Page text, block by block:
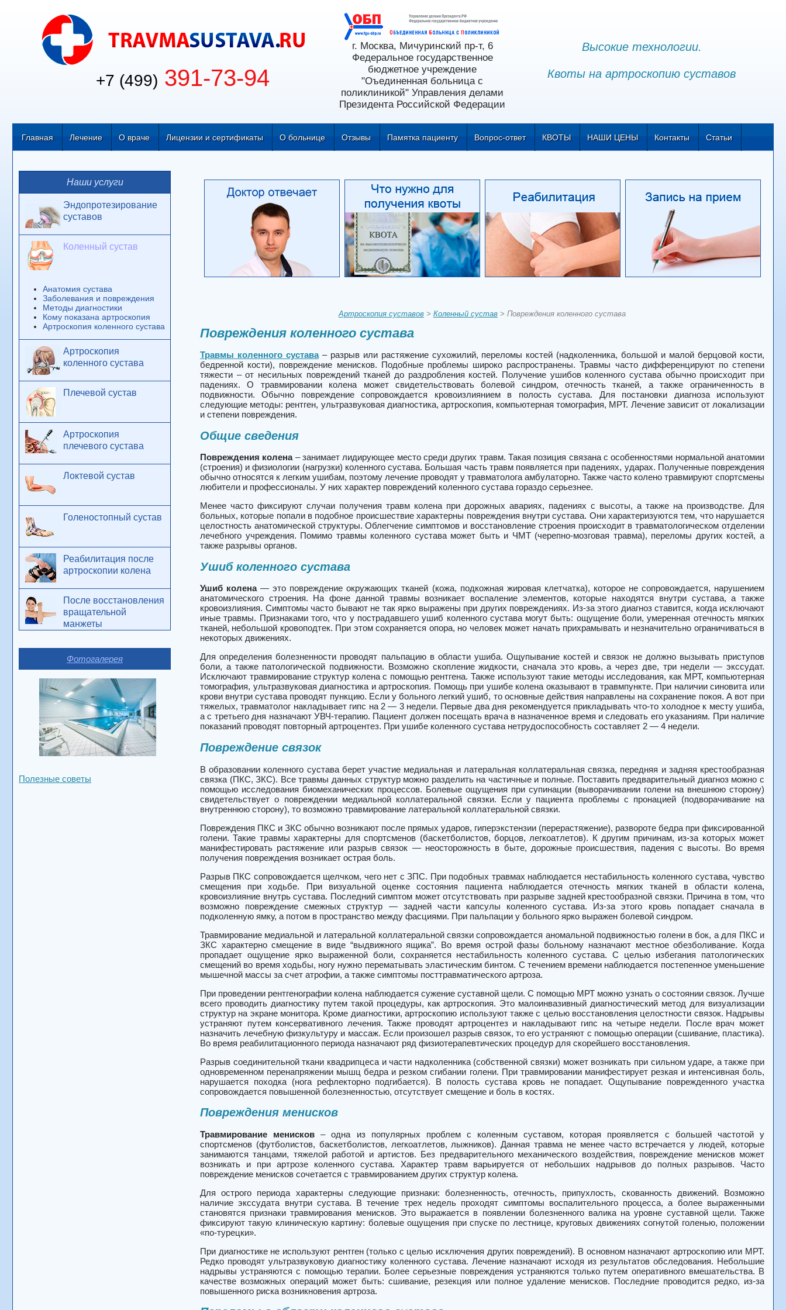
+7 (499) 391-73-94
Высокие технологии.
Квоты на артроскопию суставов
г. Москва, Мичуринский пр-т, 6
Федеральное государственное
бюджетное учреждение
"Оъединенная больница с
поликлиникой" Управления делами
Президента Российской Федерации
Главная Лечение О враче Лицензии и сертификаты О больнице Отзывы Памятка пациенту Вопрос-ответ КВОТЫ НАШИ ЦЕНЫ Контакты Статьи
Артроскопия суставов > Коленный сустав > Повреждения коленного сустава
Повреждения коленного сустава
Травмы коленного сустава– разрыв или растяжение сухожилий, переломы костей (надколенника, большой и малой берцовой кости,
бедренной кости), повреждение менисков. Подобные проблемы широко распространены. Травмы часто дифференцируют по степени
тяжести – от несильных повреждений тканей до раздробления костей. Получение ушибов коленного сустава обычно происходит при
падениях. О травмировании колена может свидетельствовать болевой синдром, отечность тканей, а также ограниченность в
подвижности. Обычно повреждение сопровождается кровоизлиянием в полость сустава. Для постановки диагноза используют
следующие методы: рентген, ультразвуковая диагностика, артроскопия, компьютерная томография, МРТ. Лечение зависит от локализации
и степени повреждения.
Общие сведения
Повреждения колена– занимает лидирующее место среди других травм. Такая позиция связана с особенностями нормальной анатомии
(строения) и физиологии (нагрузки) коленного сустава. Большая часть травм появляется при падениях, ударах. Полученные повреждения
обычно относятся к легким ушибам, поэтому лечение проводят у травматолога амбулаторно. Также часто колено травмируют спортсмены
любители и профессионалы. У них характер повреждений коленного сустава гораздо серьезнее.
Менее часто фиксируют случаи получения травм колена при дорожных авариях, падениях с высоты, а также на производстве. Для
больных, которые попали в подобное происшествие характерны повреждения внутри сустава. Они характеризуются тем, что нарушается
целостность анатомической структуры. Облегчение симптомов и восстановление строения происходит в травматологическом отделении
лечебного учреждения. Помимо травмы коленного сустава может быть и ЧМТ (черепно-мозговая травма), переломы других костей, а
также разрывы органов.
Ушиб коленного сустава
Ушиб колена— это повреждение окружающих тканей (кожа, подкожная жировая клетчатка), которое не сопровождается, нарушением
анатомического строения. На фоне данной травмы возникает воспаление элементов, которые находятся внутри сустава, а также
кровоизлияния. Симптомы часто бывают не так ярко выражены при других повреждениях. Из-за этого диагноз ставится, когда исключают
иные травмы. Признаками того, что у пострадавшего ушиб коленного сустава могут быть: ощущение боли, умеренная отечность мягких
тканей, небольшой кровоподтек. При этом сохраняется опора, но человек может начать прихрамывать и незначительно ограничиваться в
некоторых движениях.
Для определения болезненности проводят пальпацию в области ушиба. Ощупывание костей и связок не должно вызывать приступов
боли, а также патологической подвижности. Возможно скопление жидкости, сначала это кровь, а через две, три недели — экссудат.
Исключают травмирование структур колена с помощью рентгена. Также используют такие методы исследования, как МРТ, компьютерная
томография, ультразвуковая диагностика и артроскопия. Помощь при ушибе колена оказывают в травмпункте. При наличии синовита или
крови внутри сустава проводят пункцию. Если у больного легкий ушиб, то основные действия направлены на сохранение покоя. А вот при
тяжелых, травматолог накладывает гипс на 2 — 3 недели. Первые два дня рекомендуется прикладывать что-то холодное к месту ушиба,
а с третьего дня назначают УВЧ-терапию. Пациент должен посещать врача в назначенное время и следовать его указаниям. При наличие
показаний проводят повторный артроцентез. При ушибе коленного сустава нетрудоспособность составляет 2 — 4 недели.
Повреждение связок
В образовании коленного сустава берет участие медиальная и латеральная коллатеральная связка, передняя и задняя крестообразная
связка (ПКС, ЗКС). Все травмы данных структур можно разделить на частичные и полные. Поставить предварительный диагноз можно с
помощью исследования биомеханических процессов. Болевые ощущения при супинации (выворачивании голени на внешнюю сторону)
свидетельствует о повреждении медиальной коллатеральной связки. Если у пациента проблемы с пронацией (подворачивание на
внутреннюю сторону), то возможно травмирование латеральной коллатеральной связки.
Повреждения ПКС и ЗКС обычно возникают после прямых ударов, гиперэкстензии (перерастяжение), развороте бедра при фиксированной
голени. Такие травмы характерны для спортсменов (баскетболистов, борцов, легкоатлетов). К другим причинам, из-за которых может
манифестировать растяжение или разрыв связок — неосторожность в быте, дорожные происшествия, падения с высоты. Во время
получения повреждения возникает острая боль.
Разрыв ПКС сопровождается щелчком, чего нет с ЗПС. При подобных травмах наблюдается нестабильность коленного сустава, чувство
смещения при ходьбе. При визуальной оценке состояния пациента наблюдается отечность мягких тканей в области колена,
кровоизлияние внутрь сустава. Последний симптом может отсутствовать при разрыве задней крестообразной связки. Причина в том, что
возможно повреждение смежных структур — задней части капсулы коленного сустава. Из-за этого кровь попадает сначала в
подколенную ямку, а потом в пространство между фасциями. При пальпации у больного ярко выражен болевой синдром.
Травмирование медиальной и латеральной коллатеральной связки сопровождается аномальной подвижностью голени в бок, а для ПКС и
ЗКС характерно смещение в виде “выдвижного ящика”. Во время острой фазы больному назначают местное обезболивание. Когда
пропадает ощущение ярко выраженной боли, сохраняется нестабильность коленного сустава. С целью избегания патологических
смещений во время ходьбы, ногу нужно перематывать эластическим бинтом. С течением времени наблюдается постепенное уменьшение
мышечной массы за счет атрофии, а также симптомы посттравматического артроза.
При проведении рентгенографии колена наблюдается сужение суставной щели. С помощью МРТ можно узнать о состоянии связок. Лучше
всего проводить диагностику путем такой процедуры, как артроскопия. Это малоинвазивный диагностический метод для визуализации
структур на экране монитора. Кроме диагностики, артроскопию используют также с целью восстановления целостности связок. Надрывы
устраняют путем консервативного лечения. Также проводят артроцентез и накладывают гипс на четыре недели. После врач может
назначить лечебную физкультуру и массаж. Если произошел разрыв связок, то его устраняют с помощью операции (сшивание, пластика).
Во время реабилитационного периода назначают ряд физиотерапевтических процедур для скорейшего восстановления.
Разрыв соединительной ткани квадрипцеса и части надколенника (собственной связки) может возникать при сильном ударе, а также при
одновременном перенапряжении мышц бедра и резком сгибании голени. При травмировании манифестирует резкая и интенсивная боль,
нарушается походка (нога рефлекторно подгибается). В полость сустава кровь не попадает. Ощупывание поврежденного участка
сопровождается повышенной болезненностью, отсутствует смещение и боль в костях.
Повреждения менисков
Травмирование менисков – одна из популярных проблем с коленным суставом, которая проявляется с большей частотой у
спортсменов (футболистов, баскетболистов, легкоатлетов, лыжников). Данная травма не менее часто встречается у людей, которые
занимаются танцами, тяжелой работой и артистов. Без предварительного механического воздействия, повреждение менисков может
возникать и при артрозе коленного сустава. Характер травм варьируется от небольших надрывов до полных разрывов. Часто
повреждение менисков сочетается с травмированием других структур колена.
Для острого периода характерны следующие признаки: болезненность, отечность, припухлость, скованность движений. Возможно
наличие экссудата внутри сустава. В течение трех недель проходят симптомы воспалительного процесса, а более выраженными
становятся признаки травмирования менисков. Это выражается в появлении болезненного валика на уровне суставной щели. Также
фиксируют такую клиническую картину: болевые ощущения при спуске по лестнице, круговых движениях согнутой голенью, положении
«по-турецки».
При диагностике не используют рентген (только с целью исключения других повреждений). В основном назначают артроскопию или МРТ.
Редко проводят ультразвуковую диагностику коленного сустава. Лечение назначают исходя из результатов обследования. Небольшие
надрывы устраняются с помощью терапии. Более серьезные повреждения устраняются только путем оперативного вмешательства. В
качестве возможных операций может быть: сшивание, резекция или полное удаление менисков. Последние проводится редко, из-за
повышенного риска возникновения артроза.
Наши услуги
Эндопротезирование
суставов
Коленный сустав
Анатомия сустава
Заболевания и повреждения
Методы диагностики
Кому показана артроскопия
Артроскопия коленного сустава
Артроскопия
коленного сустава
Плечевой сустав
Артроскопия
плечевого сустава
Локтевой сустав
Голеностопный сустав
Реабилитация после
артроскопии колена
После восстановления
вращательной
манжеты
Фотогалерея
Полезные советы